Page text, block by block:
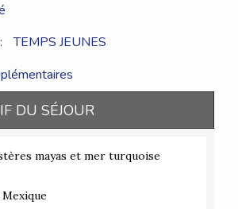
TEMPS JEUNES
DU SÉJOUR
mayas et mer turquoise
Mexique